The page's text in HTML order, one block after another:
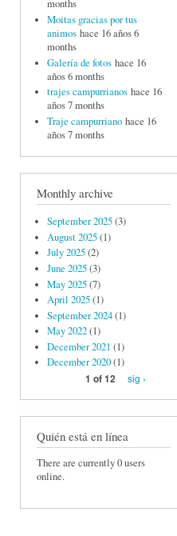
months
Moitas gracias por tus
animos hace 16 años 6
months
Galería de fotos hace 16
años 6 months
trajes campurrianos hace 16
años 7 months
Traje campurriano hace 16
años 7 months
Monthly archive
September 2025(3)
August 2025(1)
July 2025(2)
June 2025(3)
May 2025(7)
April 2025(1)
September 2024(1)
May 2022(1)
December 2021 (1)
December 2020(1)
1 of 12
sig ›
Quién está en línea
There are currently 0 users
online.